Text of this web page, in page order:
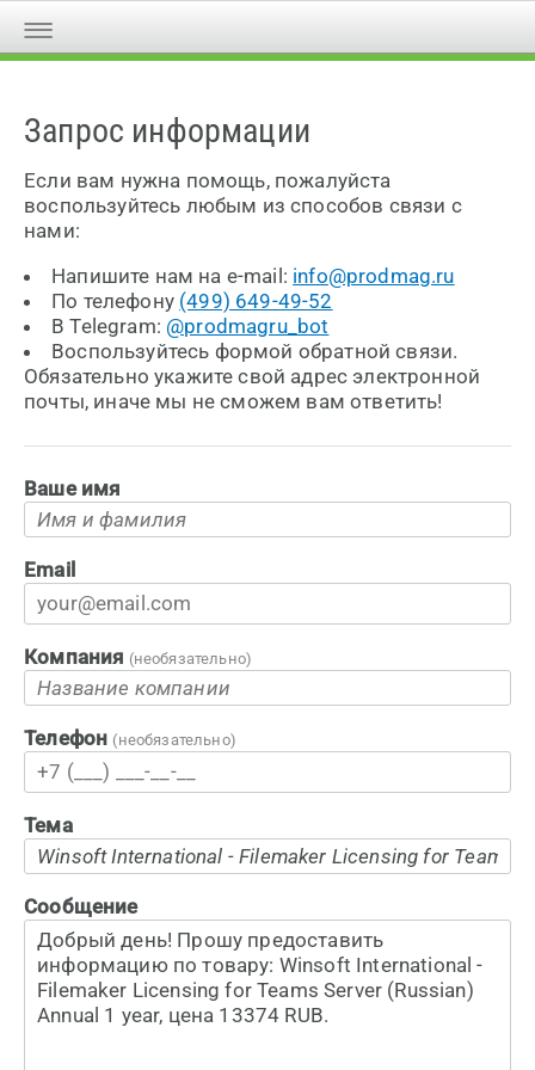
Запрос информации
Если вам нужна помощь, пожалуйста
воспользуйтесь любым из способов связи с
нами:
Напишите нам на e-mail: info@prodmag.ru
По телефону (499) 649-49-52
В Telegram: @prodmagru_bot
Воспользуйтесь формой обратной связи.
Обязательно укажите свой адрес электронной
почты, иначе мы не сможем вам ответить!
Ваше имя
Email
Компания (необязательно)
Телефон (необязательно)
Тема
Сообщение